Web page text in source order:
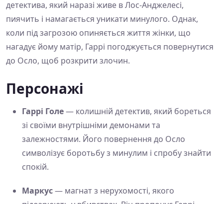
детектива, який наразі живе в Лос-Анджелесі,
пиячить і намагається уникати минулого. Однак,
коли під загрозою опиняється життя жінки, що
нагадує йому матір, Гаррі погоджується повернутися
до Осло, щоб розкрити злочин.
Персонажі
Гаррі Голе— колишній детектив, який бореться
зі своїми внутрішніми демонами та
залежностями. Його повернення до Осло
символізує боротьбу з минулим і спробу знайти
спокій.
Маркус— магнат з нерухомості, якого